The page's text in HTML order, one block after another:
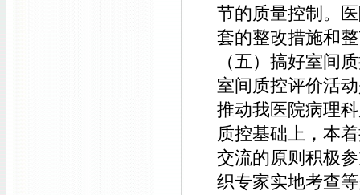
节的质量控制。
套的整改措施和
（五）搞好室间
室间质控评价活
推动我医院病理
质控基础上，本
交流的原则积极
织专家实地考查